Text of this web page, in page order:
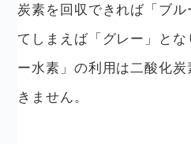
炭素を回収できれば「ブ
てしまえば「グレー」と
ー水素」の利用は二酸化
きません。